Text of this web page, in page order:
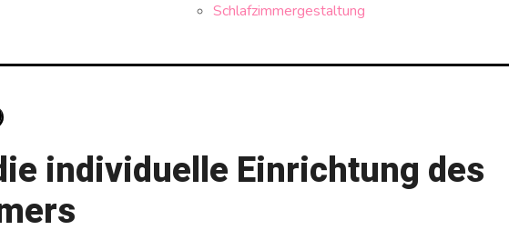
Schlafzimmergestaltung
individuelle Einrichtung des